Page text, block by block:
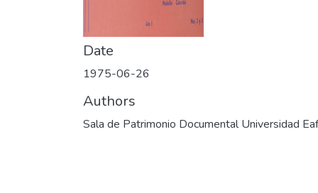
Date
1975-06-26
Authors
Sala de Patrimonio Documental Universidad